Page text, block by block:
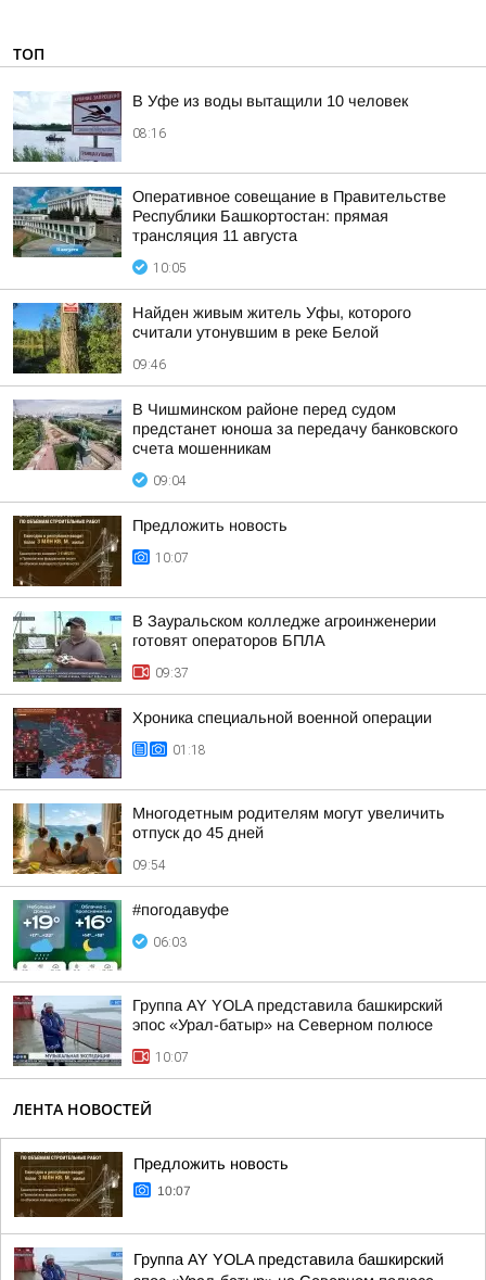
ТОП
В Уфе из воды вытащили 10 человек
08:16
Оперативное совещание в Правительстве
Республики Башкортостан: прямая
трансляция 11 августа
10:05
Найден живым житель Уфы, которого
считали утонувшим в реке Белой
09:46
В Чишминском районе перед судом
предстанет юноша за передачу банковского
счета мошенникам
09:04
Предложить новость
10:07
В Зауральском колледже агроинженерии
готовят операторов БПЛА
09:37
Хроника специальной военной операции
01:18
Многодетным родителям могут увеличить
отпуск до 45 дней
09:54
#погодавуфе
06:03
Группа AY YOLA представила башкирский
эпос «Урал-батыр» на Северном полюсе
10:07
ЛЕНТА НОВОСТЕЙ
Предложить новость
10:07
Группа AY YOLA представила башкирский